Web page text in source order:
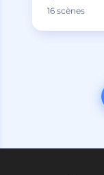
16 scènes